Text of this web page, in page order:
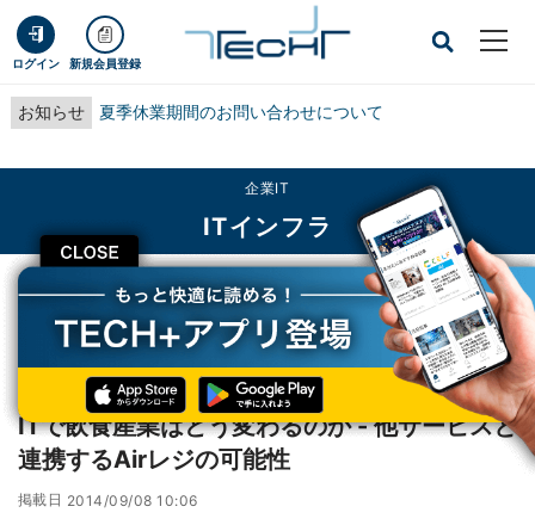
ログイン 新規会員登録
お知らせ 夏季休業期間のお問い合わせについて
CLOSE
企業IT
ITインフラ
TECH+ 企業IT
ITインフラ
ITで飲食産業はどう変わるのか - 他サービスと連携するAirレジの可能性
ITで飲食産業はどう変わるのか - 他サービスと
連携するAirレジの可能性
掲載日 2014/09/08 10:06